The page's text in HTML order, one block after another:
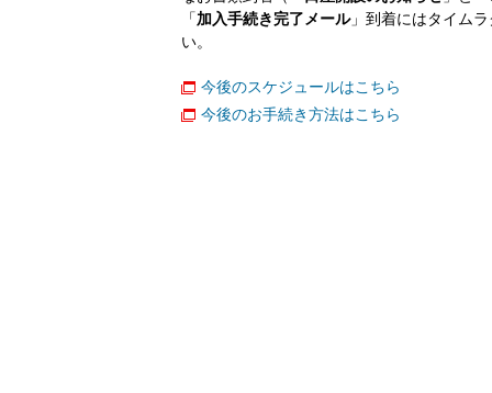
「加入手続き完了メール」到着にはタイム
い。
今後のスケジュールはこちら
今後のお手続き方法はこちら